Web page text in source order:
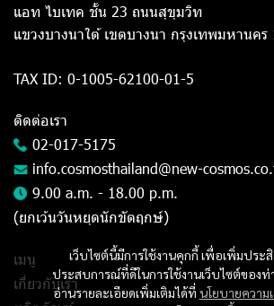
เว็บไซต์นี้มีการใช้งานคุกกี้ เพื่อเพิ่มประ
ประสบการณ์ที่ดีในการใช้งานเว็บไซต์ของท่
อ่านรายละเอียดเพิ่มเติมได้ที่ นโยบายความ
แอท ไบเทค ชั้น 23 ถนนสุขุมวิท
แขวงบางนาใต้ เขตบางนา กรุงเทพมหานคร
TAX ID: 0-1005-62100-01-5
ติดต่อเรา
02-017-5175
info.cosmosthailand@new-
9.00 a.m. - 18.00 p.m.
(ยกเว้นวันหยุดนักขัตฤกษ์)
เมนู
เกี่ยวกับเรา